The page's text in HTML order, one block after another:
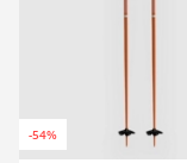
-54%